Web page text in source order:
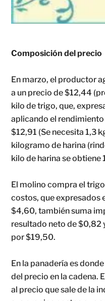
Composición del precio
En marzo, el productor
a un precio de $12,44
kilo de trigo, que,
aplicando el
$12,91 (Se necesita 1,3
kilogramo de harina
kilo de harina se obtiene
El molino compra el
costos, que expresados
$4,60, también suma
resultado neto de $0,82
por $19,50.
En la panadería es
del precio en la cadena.
al precio que sale de la